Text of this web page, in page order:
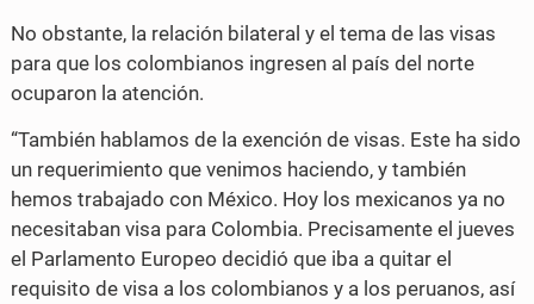
No obstante, la relación bilateral y el tema de las visas
para que los colombianos ingresen al país del norte
ocuparon la atención.
“También hablamos de la exención de visas. Este ha sido
un requerimiento que venimos haciendo, y también
hemos trabajado con México. Hoy los mexicanos ya no
necesitaban visa para Colombia. Precisamente el jueves
el Parlamento Europeo decidió que iba a quitar el
requisito de visa a los colombianos y a los peruanos, así